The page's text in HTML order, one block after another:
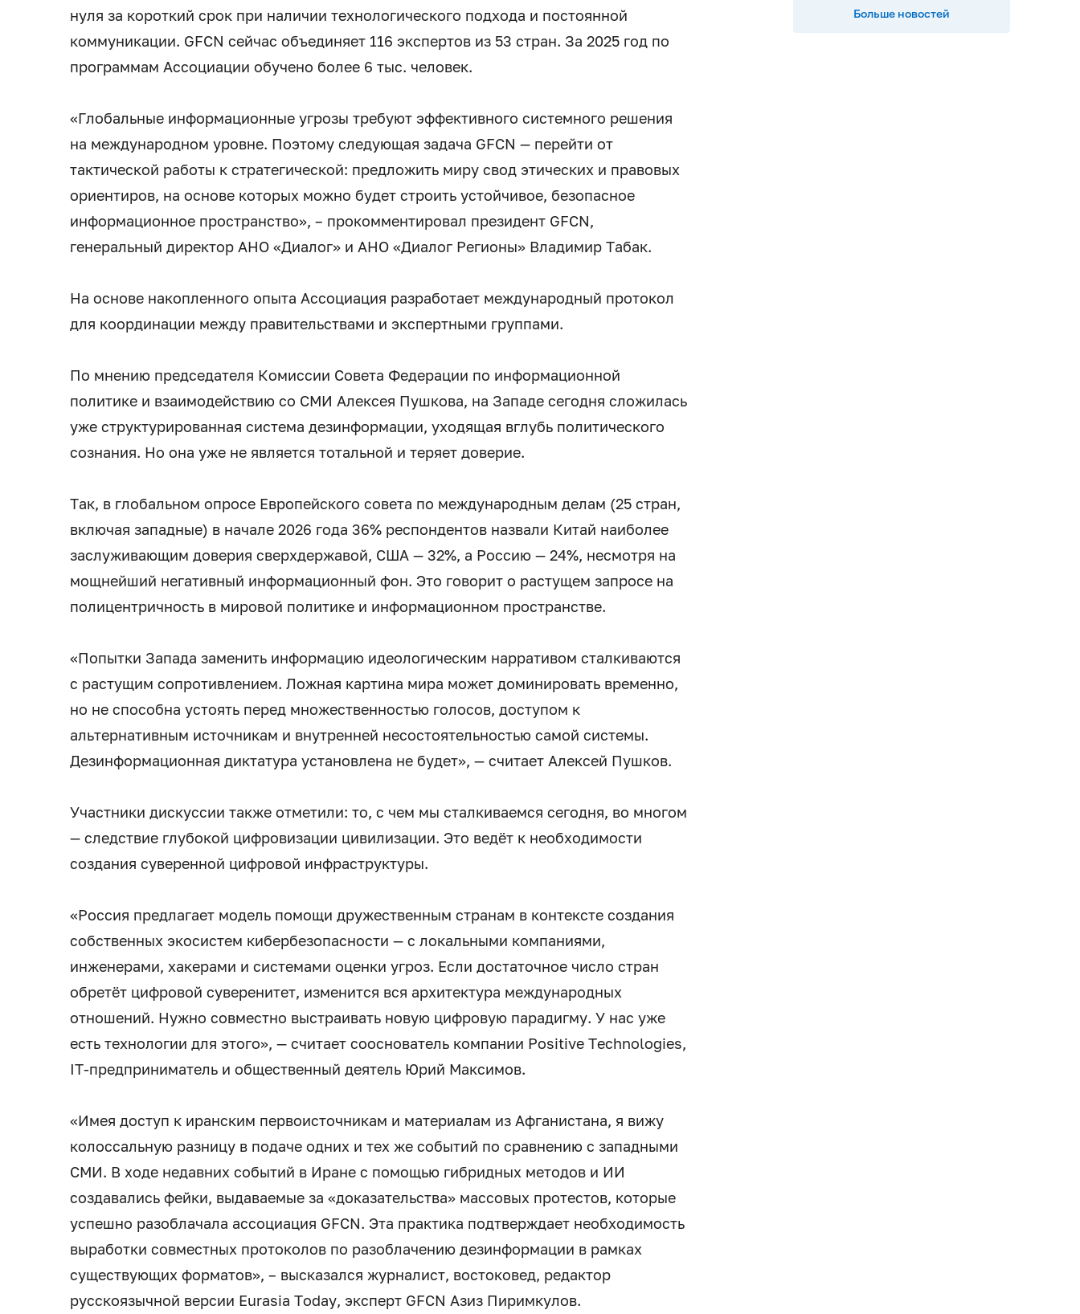
нуля за короткий срок при наличии технологического подхода и постоянной
коммуникации. GFCN сейчас объединяет 116 экспертов из 53 стран. За 2025 год по
программам Ассоциации обучено более 6 тыс. человек.
«Глобальные информационные угрозы требуют эффективного системного решения
на международном уровне. Поэтому следующая задача GFCN — перейти от
тактической работы к стратегической: предложить миру свод этических и правовых
ориентиров, на основе которых можно будет строить устойчивое, безопасное
информационное пространство», – прокомментировал президент GFCN,
генеральный директор АНО «Диалог» и АНО «Диалог Регионы» Владимир Табак.
На основе накопленного опыта Ассоциация разработает международный протокол
для координации между правительствами и экспертными группами.
По мнению председателя Комиссии Совета Федерации по информационной
политике и взаимодействию со СМИ Алексея Пушкова, на Западе сегодня сложилась
уже структурированная система дезинформации, уходящая вглубь политического
сознания. Но она уже не является тотальной и теряет доверие.
Так, в глобальном опросе Европейского совета по международным делам (25 стран,
включая западные) в начале 2026 года 36% респондентов назвали Китай наиболее
заслуживающим доверия сверхдержавой, США — 32%, а Россию — 24%, несмотря на
мощнейший негативный информационный фон. Это говорит о растущем запросе на
полицентричность в мировой политике и информационном пространстве.
«Попытки Запада заменить информацию идеологическим нарративом сталкиваются
с растущим сопротивлением. Ложная картина мира может доминировать временно,
но не способна устоять перед множественностью голосов, доступом к
альтернативным источникам и внутренней несостоятельностью самой системы.
Дезинформационная диктатура установлена не будет», — считает Алексей Пушков.
Участники дискуссии также отметили: то, с чем мы сталкиваемся сегодня, во многом
— следствие глубокой цифровизации цивилизации. Это ведёт к необходимости
создания суверенной цифровой инфраструктуры.
«Россия предлагает модель помощи дружественным странам в контексте создания
собственных экосистем кибербезопасности — с локальными компаниями,
инженерами, хакерами и системами оценки угроз. Если достаточное число стран
обретёт цифровой суверенитет, изменится вся архитектура международных
отношений. Нужно совместно выстраивать новую цифровую парадигму. У нас уже
есть технологии для этого», — считает сооснователь компании Positive Technologies,
IT-предприниматель и общественный деятель Юрий Максимов.
«Имея доступ к иранским первоисточникам и материалам из Афганистана, я вижу
колоссальную разницу в подаче одних и тех же событий по сравнению с западными
СМИ. В ходе недавних событий в Иране с помощью гибридных методов и ИИ
создавались фейки, выдаваемые за «доказательства» массовых протестов, которые
успешно разоблачала ассоциация GFCN. Эта практика подтверждает необходимость
выработки совместных протоколов по разоблачению дезинформации в рамках
существующих форматов», – высказался журналист, востоковед, редактор
русскоязычной версии Eurasia Today, эксперт GFCN Азиз Пиримкулов.
Больше новостей